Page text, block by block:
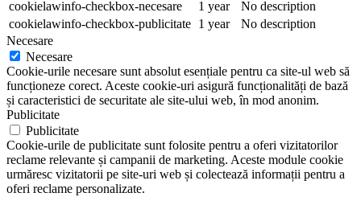
cookielawinfo-checkbox-necesare
1 year
No description
cookielawinfo-checkbox-publicitate 1 year
No description
Necesare
Necesare
Cookie-urile necesare sunt absolut esențiale pentru ca site-ul web să
funcționeze corect. Aceste cookie-uri asigură funcționalități de bază
și caracteristici de securitate ale site-ului web, în mod anonim.
Publicitate
Publicitate
Cookie-urile de publicitate sunt folosite pentru a oferi vizitatorilor
reclame relevante și campanii de marketing. Aceste module cookie
urmăresc vizitatorii pe site-uri web și colectează informații pentru a
oferi reclame personalizate.